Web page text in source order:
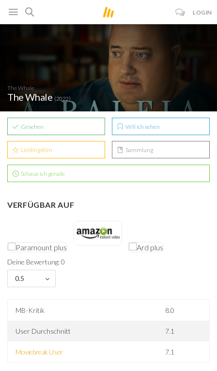
LOGIN
The Whale
The Whale (2022)
Gesehen Will ich sehen
Lieblingsfilm Sammlung
Schaue ich gerade
VERFÜGBAR AUF
Deine Bewertung: 0
0.5
MB-Kritik 8.0
User Durchschnitt 7.1
Moviebreak User 7.1